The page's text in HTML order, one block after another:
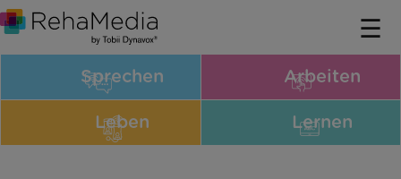
Sprechen Arbeiten
Leben Lernen